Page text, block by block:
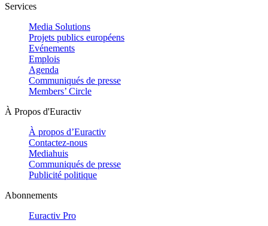
Services
Media Solutions
Projets publics européens
Evénements
Emplois
Agenda
Communiqués de presse
Members’ Circle
À Propos d'Euractiv
À propos d’Euractiv
Contactez-nous
Mediahuis
Communiqués de presse
Publicité politique
Abonnements
Euractiv Pro